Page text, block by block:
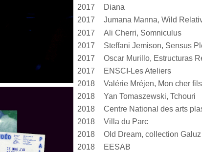
2017
Diana
2017 Jumana Manna, Wild
2017 Ali Cherri, Somniculus
2017
2017
2017 ENSCI-Les Ateliers
2018
Valérie Mréjen, Mon cher fils
2018 Yan Tomaszewski, Tchouri
2018
2018
Villa du Parc
2018
Old Dream, collection Galuz
2018
EESAB